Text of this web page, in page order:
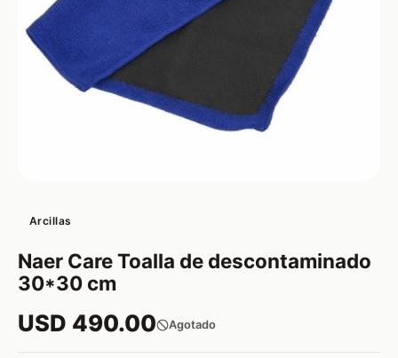
Arcillas
Naer Care Toalla de descontaminado
30*30 cm
USD 490.00 Agotado